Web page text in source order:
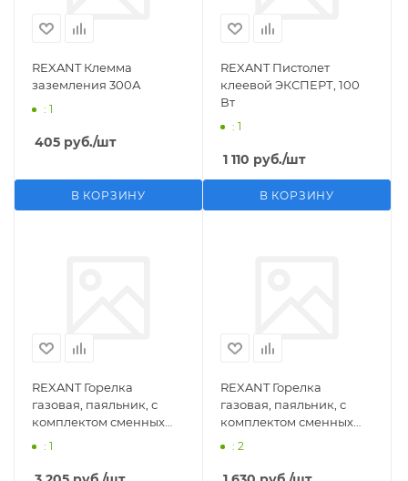
REXANT Клемма
заземления 300А
: 1
405 руб./шт
В КОРЗИНУ
REXANT Пистолет
клеевой ЭКСПЕРТ, 100
Вт
: 1
1 110 руб./шт
В КОРЗИНУ
REXANT Горелка
газовая, паяльник, с
комплектом сменных
насадок, 11 предметов
: 1
REXANT Горелка
газовая, паяльник, с
комплектом сменных
насадок, 3 предмета
: 2